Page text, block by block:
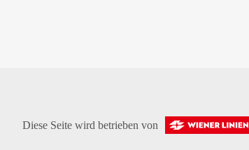
Diese Seite wird betrieben von